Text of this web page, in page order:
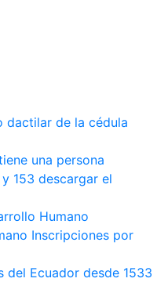
dactilar de la cédula
una persona
153 descargar el
Humano
Inscripciones por
del Ecuador desde 1533